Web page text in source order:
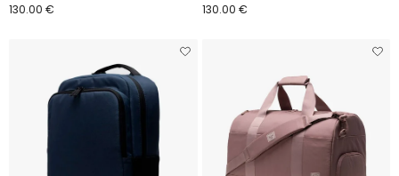
130.00 €
130.00 €